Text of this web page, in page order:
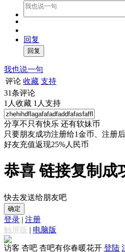
回复
我也说一句
评论 收藏 支持
31条评论
1 人收藏 1 人支持
分享不只有快乐 还有软妹币
只要朋友成功注册给1金币、注册
好友充值返现25%人民币
恭喜 链接复制成
快去发送给朋友吧
确定
登录 | 注册
触屏版 | 电脑版
访客 杏吧 杏吧有你春暖花开 登陆